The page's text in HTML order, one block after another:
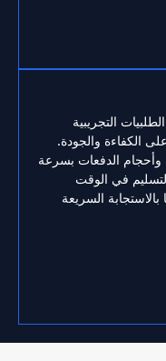
التجريبية
الكفاءة والجودة.
وأحجام الدفعات بسرعة
في الوقت
السريعة